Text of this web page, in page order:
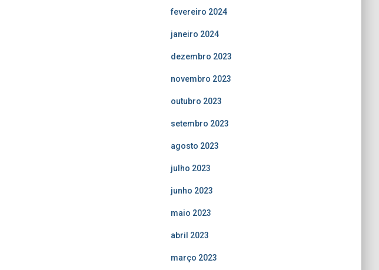
fevereiro 2024
janeiro 2024
dezembro 2023
novembro 2023
outubro 2023
setembro 2023
agosto 2023
julho 2023
junho 2023
maio 2023
abril 2023
março 2023